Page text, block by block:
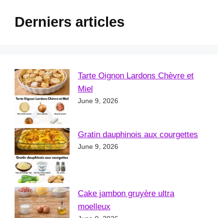
Derniers articles
Tarte Oignon Lardons Chèvre et
Miel
June 9, 2026
Gratin dauphinois aux courgettes
June 9, 2026
Cake jambon gruyère ultra
moelleux